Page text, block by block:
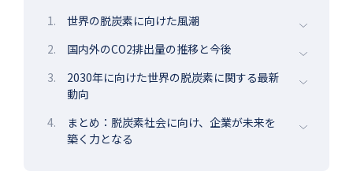
1.
世界の脱炭素に向けた風潮
2.
国内外のCO2排出量の推移と今後
3.
2030年に向けた世界の脱炭素に関する最新
動向
4.
まとめ：脱炭素社会に向け、企業が未来を
築く力となる